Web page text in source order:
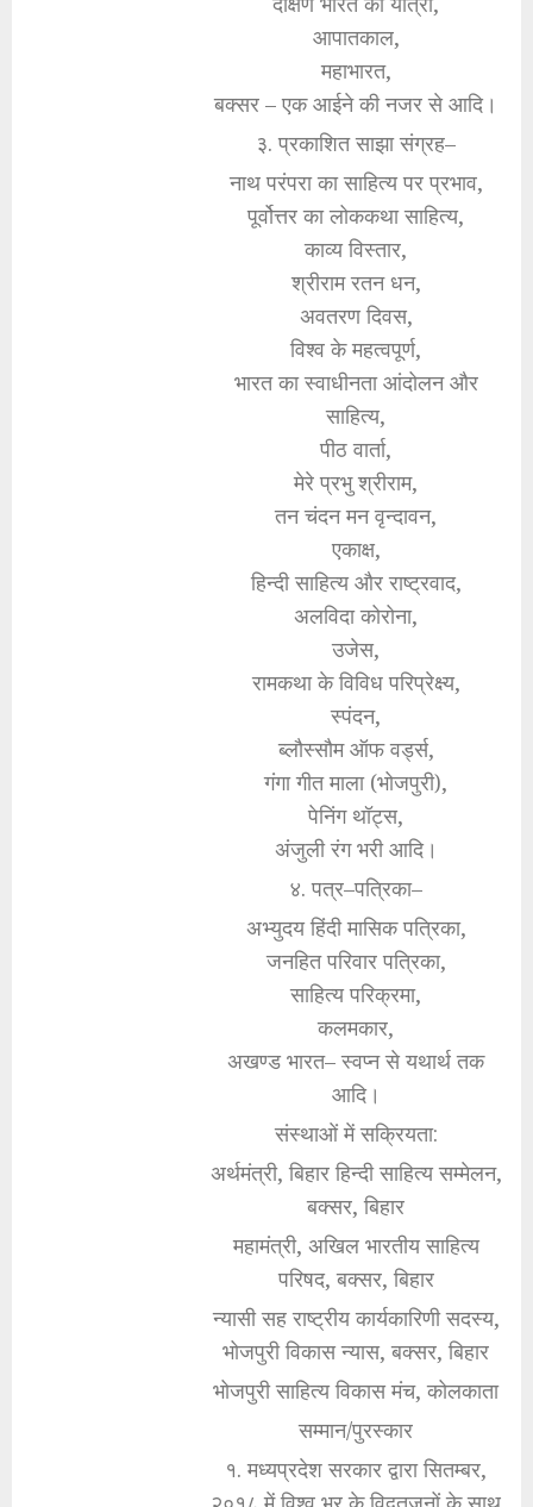
आपातकाल,
महाभारत,
बक्सर – एक आईने की नजर से आदि।
३. प्रकाशित साझा संग्रह–
नाथ परंपरा का साहित्य पर प्रभाव,
पूर्वोत्तर का लोककथा साहित्य,
काव्य विस्तार,
श्रीराम रतन धन,
अवतरण दिवस,
विश्व के महत्वपूर्ण,
भारत का स्वाधीनता आंदोलन और
साहित्य,
पीठ वार्ता,
मेरे प्रभु श्रीराम,
तन चंदन मन वृन्दावन,
एकाक्ष,
हिन्दी साहित्य और राष्ट्रवाद,
अलविदा कोरोना,
उजेस,
रामकथा के विविध परिप्रेक्ष्य,
स्पंदन,
ब्लौस्सौम ऑफ वर्ड्स,
गंगा गीत माला (भोजपुरी),
पेनिंग थॉट्स,
अंजुली रंग भरी आदि।
४. पत्र–पत्रिका–
अभ्युदय हिंदी मासिक पत्रिका,
जनहित परिवार पत्रिका,
साहित्य परिक्रमा,
कलमकार,
अखण्ड भारत– स्वप्न से यथार्थ तक
आदि।
संस्थाओं में सक्रियता:
अर्थमंत्री, बिहार हिन्दी साहित्य सम्मेलन,
बक्सर, बिहार
महामंत्री, अखिल भारतीय साहित्य
परिषद, बक्सर, बिहार
न्यासी सह राष्ट्रीय कार्यकारिणी सदस्य,
भोजपुरी विकास न्यास, बक्सर, बिहार
भोजपुरी साहित्य विकास मंच, कोलकाता
सम्मान/पुरस्कार
१. मध्यप्रदेश सरकार द्वारा सितम्बर,